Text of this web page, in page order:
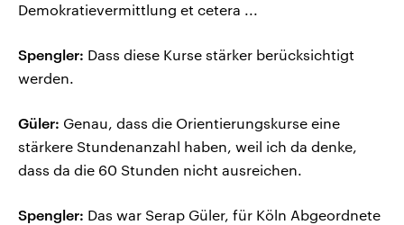
Demokratievermittlung et cetera ...
Spengler: Dass diese Kurse stärker berücksichtigt
werden.
Güler: Genau, dass die Orientierungskurse eine
stärkere Stundenanzahl haben, weil ich da denke,
dass da die 60 Stunden nicht ausreichen.
Spengler: Das war Serap Güler, für Köln Abgeordnete